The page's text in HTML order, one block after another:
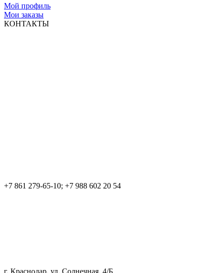
Мой профиль
Мои заказы
КОНТАКТЫ
+7 861 279-65-10; +7 988 602 20 54
г. Краснодар, ул. Солнечная, 4/Б